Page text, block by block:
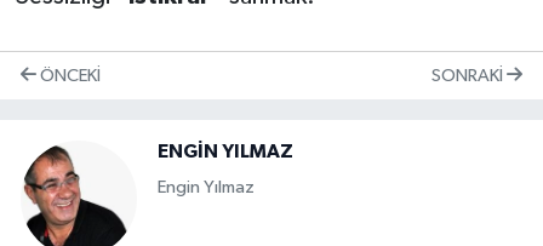
ÖNCEKI SONRAKI
ENGİN YILMAZ
Engin Yılmaz